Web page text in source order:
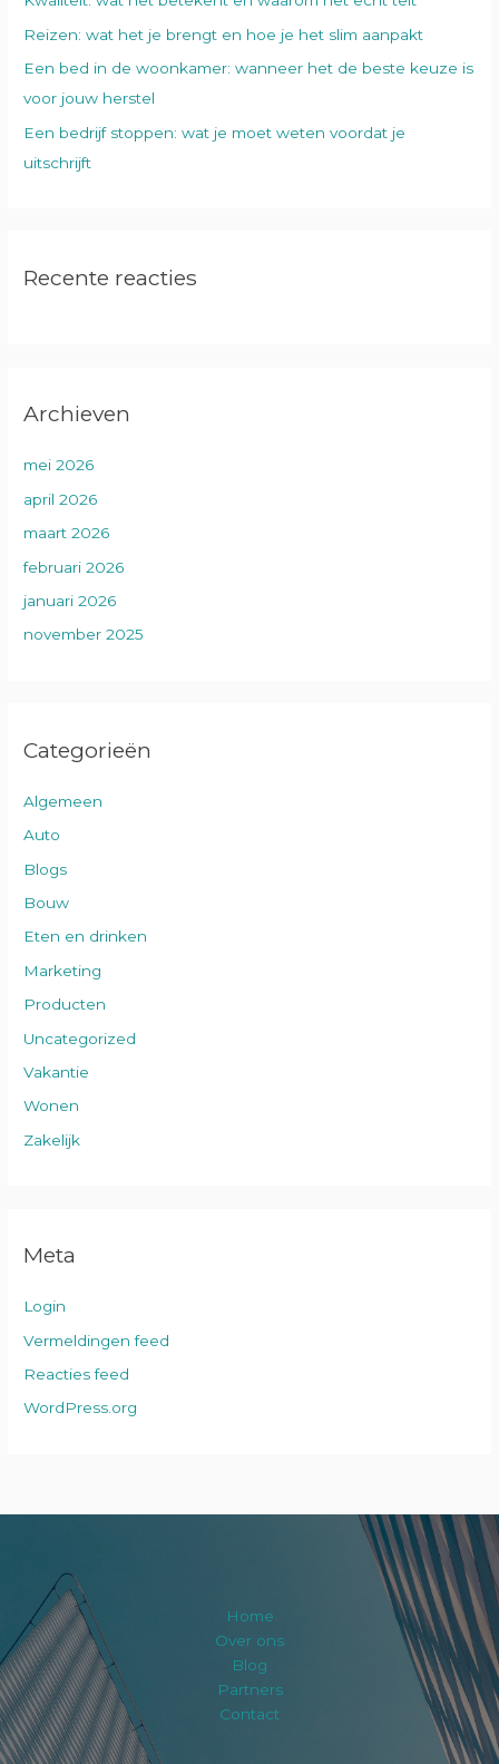
r
:Reizen: wat het je brengt en hoe je het slim aanpakt
Een bed in de woonkamer: wanneer het de beste keuze is
voor jouw herstel
Een bedrijf stoppen: wat je moet weten voordat je
uitschrijft
Recente reacties
Archieven
mei 2026
april 2026
maart 2026
februari 2026
januari 2026
november 2025
Categorieën
Algemeen
Auto
Blogs
Bouw
Eten en drinken
Marketing
Producten
Uncategorized
Vakantie
Wonen
Zakelijk
Meta
Login
Vermeldingen feed
Reacties feed
WordPress.org
Home
Over ons
Blog
Partners
Contact